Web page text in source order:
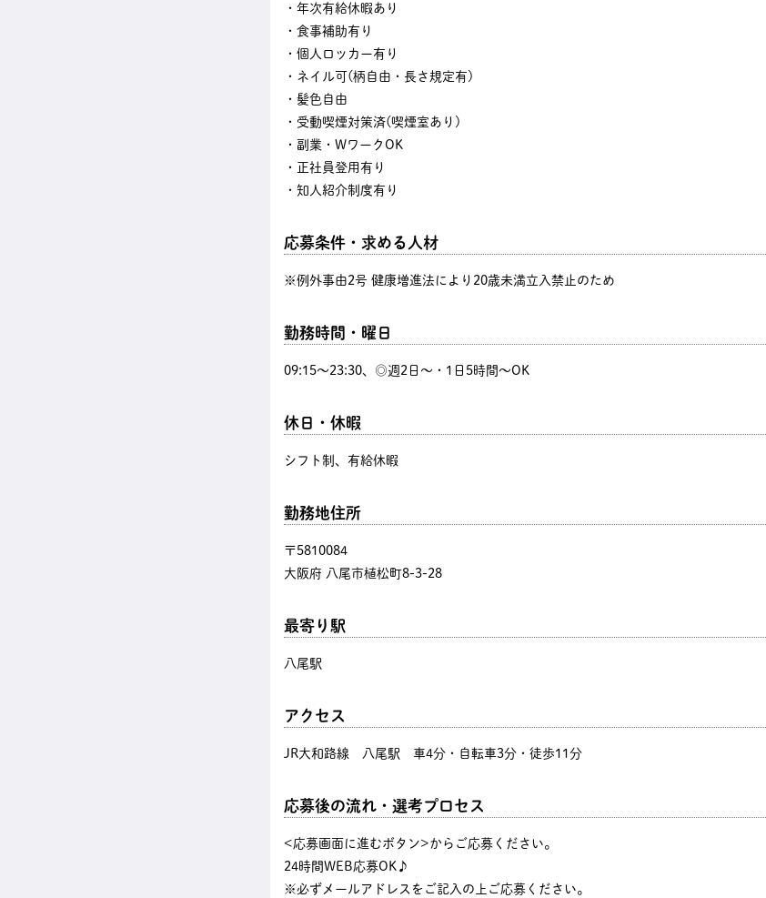
・年次有給休暇あり
・食事補助有り
・個人ロッカー有り
・ネイル可(柄自由・長さ規定有)
・髪色自由
・受動喫煙対策済(喫煙室あり)
・副業・WワークOK
・正社員登用有り
・知人紹介制度有り
応募条件・求める人材
※例外事由2号 健康増進法により20歳未満立入禁止のため
勤務時間・曜日
09:15〜23:30、◎週2日～・1日5時間～OK
休日・休暇
シフト制、有給休暇
勤務地住所
〒5810084
大阪府 八尾市植松町8-3-28
最寄り駅
八尾駅
アクセス
JR大和路線 八尾駅 車4分・自転車3分・徒歩11分
応募後の流れ・選考プロセス
<応募画面に進むボタン>からご応募ください。
24時間WEB応募OK♪
※必ずメールアドレスをご記入の上ご応募ください。